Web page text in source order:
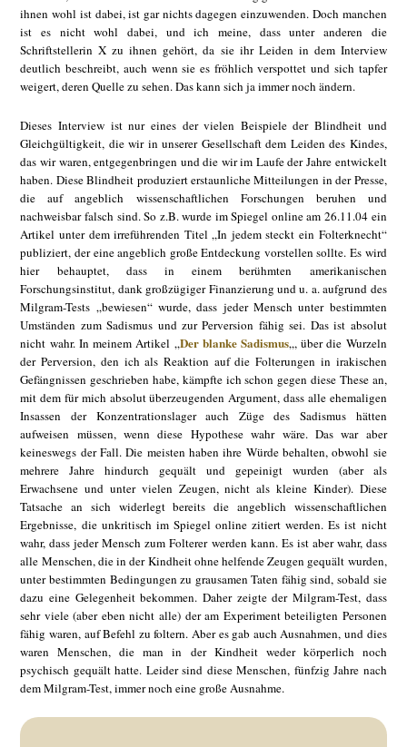
ihnen wohl ist dabei, ist gar nichts dagegen einzuwenden. Doch manchen
ist es nicht wohl dabei, und ich meine, dass unter anderen die
Schriftstellerin X zu ihnen gehört, da sie ihr Leiden in dem Interview
deutlich beschreibt, auch wenn sie es fröhlich verspottet und sich tapfer
weigert, deren Quelle zu sehen. Das kann sich ja immer noch ändern.
Dieses Interview ist nur eines der vielen Beispiele der Blindheit und
Gleichgültigkeit, die wir in unserer Gesellschaft dem Leiden des Kindes,
das wir waren, entgegenbringen und die wir im Laufe der Jahre entwickelt
haben. Diese Blindheit produziert erstaunliche Mitteilungen in der Presse,
die auf angeblich wissenschaftlichen Forschungen beruhen und
nachweisbar falsch sind. So z.B. wurde im Spiegel online am 26.11.04 ein
Artikel unter dem irreführenden Titel „In jedem steckt ein Folterknecht“
publiziert, der eine angeblich große Entdeckung vorstellen sollte. Es wird
hier behauptet, dass in einem berühmten amerikanischen
Forschungsinstitut, dank großzügiger Finanzierung und u. a. aufgrund des
Milgram-Tests „bewiesen“ wurde, dass jeder Mensch unter bestimmten
Umständen zum Sadismus und zur Perversion fähig sei. Das ist absolut
nicht wahr. In meinem Artikel „Der blanke Sadismus„, über die Wurzeln
der Perversion, den ich als Reaktion auf die Folterungen in irakischen
Gefängnissen geschrieben habe, kämpfte ich schon gegen diese These an,
mit dem für mich absolut überzeugenden Argument, dass alle ehemaligen
Insassen der Konzentrationslager auch Züge des Sadismus hätten
aufweisen müssen, wenn diese Hypothese wahr wäre. Das war aber
keineswegs der Fall. Die meisten haben ihre Würde behalten, obwohl sie
mehrere Jahre hindurch gequält und gepeinigt wurden (aber als
Erwachsene und unter vielen Zeugen, nicht als kleine Kinder). Diese
Tatsache an sich widerlegt bereits die angeblich wissenschaftlichen
Ergebnisse, die unkritisch im Spiegel online zitiert werden. Es ist nicht
wahr, dass jeder Mensch zum Folterer werden kann. Es ist aber wahr, dass
alle Menschen, die in der Kindheit ohne helfende Zeugen gequält wurden,
unter bestimmten Bedingungen zu grausamen Taten fähig sind, sobald sie
dazu eine Gelegenheit bekommen. Daher zeigte der Milgram-Test, dass
sehr viele (aber eben nicht alle) der am Experiment beteiligten Personen
fähig waren, auf Befehl zu foltern. Aber es gab auch Ausnahmen, und dies
waren Menschen, die man in der Kindheit weder körperlich noch
psychisch gequält hatte. Leider sind diese Menschen, fünfzig Jahre nach
dem Milgram-Test, immer noch eine große Ausnahme.